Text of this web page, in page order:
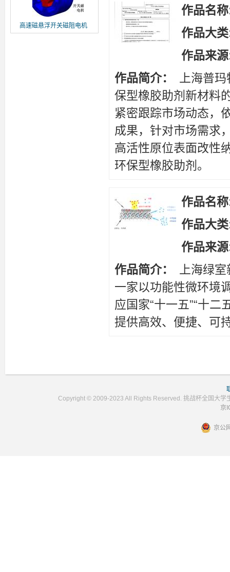
高速磁悬浮开关磁阻电机
作品名
作品大
作品来
作品简介：
上海普
保型橡胶助剂新材料
紧密跟踪市场动态，
成果，针对市场需求
高活性原位表面改性
环保型橡胶助剂。
作品名
作品大
作品来
作品简介：
上海绿
一家以功能性微环境
应国家“十一五”“十
提供高效、便捷、可
Copyright © 2009-2023 All Rights Reserved. 挑战杯全国大学
京
京公